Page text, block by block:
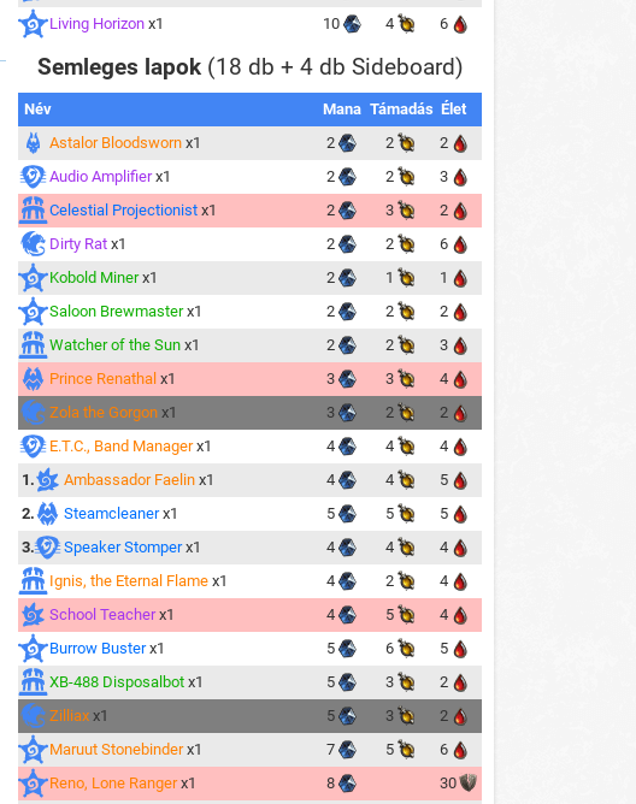
Living Horizon x1 10 4 6
Semleges lapok (18 db + 4 db Sideboard)
Név Mana Támadás Élet
Astalor Bloodsworn x1 2 2
2
Audio Amplifier x1 2 2
3
Celestial Projectionist x1 2 3
2
Dirty Rat x1 2 2
6
Kobold Miner x1 2 1
1
Saloon Brewmaster x1 2 2
2
Watcher of the Sun x1 2 2
3
Prince Renathal x1 3 3
4
Zola the Gorgon x1 3 2
2
E.T.C., Band Manager x1 4 4
4
1.
Ambassador Faelin x1 4 4
5
2.
Steamcleaner x1 5 5
5
3.
Speaker Stomper x1 4 4
4
Ignis, the Eternal Flame x1 4 2
4
School Teacher x1 4 5
4
Burrow Buster x1 5 6
5
XB-488 Disposalbot x1 5 3
2
Zilliax x1 5 3
2
Maruut Stonebinder x1 7 5
6
Reno, Lone Ranger x1 8
30